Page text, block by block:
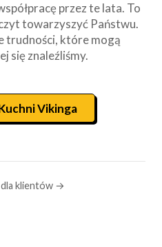
przez te lata. To
towarzyszyć Państwu.
trudności, które mogą
się znaleźliśmy.
Vikinga
klientów →